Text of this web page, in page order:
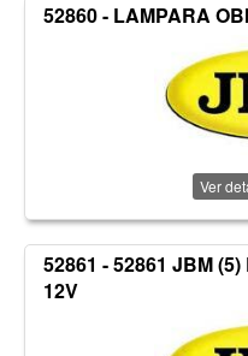
52860 - LAMPARA
Ver
52861 - 52861 JBM
12V